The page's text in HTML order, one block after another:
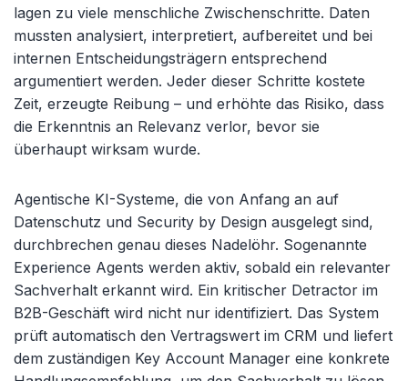
lagen zu viele menschliche Zwischenschritte. Daten
mussten analysiert, interpretiert, aufbereitet und bei
internen Entscheidungsträgern entsprechend
argumentiert werden. Jeder dieser Schritte kostete
Zeit, erzeugte Reibung – und erhöhte das Risiko, dass
die Erkenntnis an Relevanz verlor, bevor sie
überhaupt wirksam wurde.
Agentische KI-Systeme, die von Anfang an auf
Datenschutz und Security by Design ausgelegt sind,
durchbrechen genau dieses Nadelöhr. Sogenannte
Experience Agents werden aktiv, sobald ein relevanter
Sachverhalt erkannt wird. Ein kritischer Detractor im
B2B-Geschäft wird nicht nur identifiziert. Das System
prüft automatisch den Vertragswert im CRM und liefert
dem zuständigen Key Account Manager eine konkrete